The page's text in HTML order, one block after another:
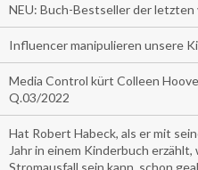
NEU: Buch-Bestseller der letzten
Influencer manipulieren unsere
Media Control kürt Colleen
Q.03/2022
Hat Robert Habeck, als er mit
Jahr in einem Kinderbuch
Stromausfall sein kann, schon